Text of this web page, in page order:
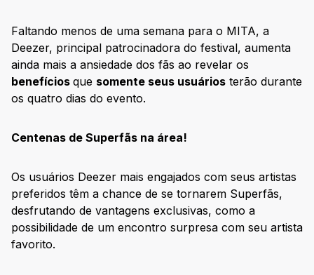
Faltando menos de uma semana para o MITA, a
Deezer, principal patrocinadora do festival, aumenta
ainda mais a ansiedade dos fãs ao revelar os
benefícios que somente seus usuários terão durante
os quatro dias do evento.
Centenas de Superfãs na área!
Os usuários Deezer mais engajados com seus artistas
preferidos têm a chance de se tornarem Superfãs,
desfrutando de vantagens exclusivas, como a
possibilidade de um encontro surpresa com seu artista
favorito.